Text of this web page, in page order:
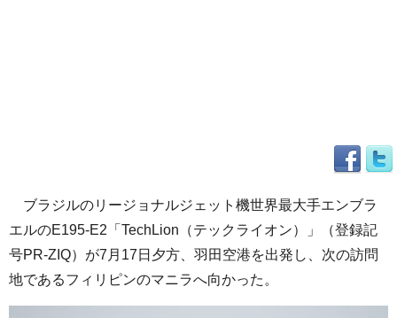
ブラジルのリージョナルジェット機世界最大手エンブラ
エルのE195-E2「TechLion（テックライオン）」（登録記
号PR-ZIQ）が7月17日夕方、羽田空港を出発し、次の訪問
地であるフィリピンのマニラへ向かった。